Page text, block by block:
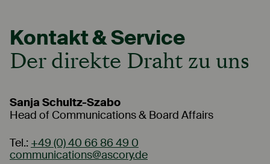
Kontakt & Service
Der direkte Draht zu uns
Sanja Schultz-Szabo
Head of Communications & Board Affairs
Tel.: +49 (0) 40 66 86 49 0
communications@ascory.de